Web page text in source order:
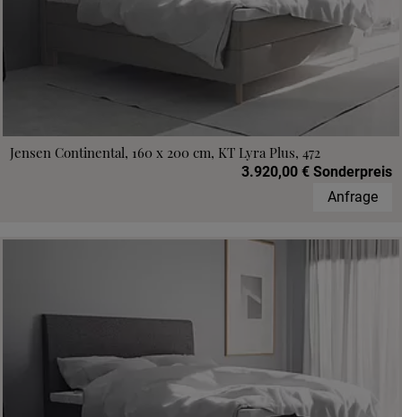
Jensen Continental, 160 x 200 cm, KT Lyra Plus, 472
3.920,00 € Sonderpreis
Anfrage